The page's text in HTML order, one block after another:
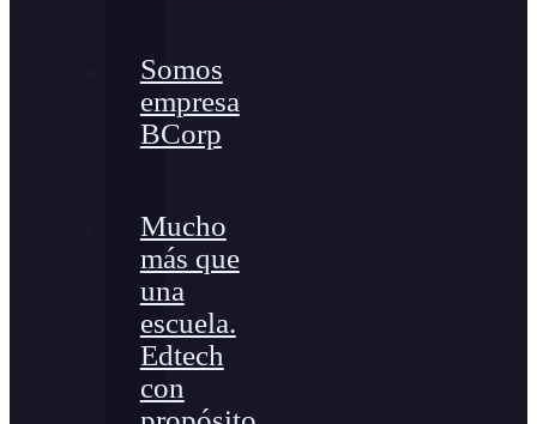
Somos
empresa
BCorp
Mucho
más que
una
escuela.
Edtech
con